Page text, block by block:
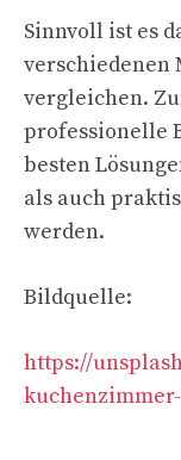
Sinnvoll ist es
verschiedenen
vergleichen.
professionelle
besten
als auch
werden.
Bildquelle:
https://